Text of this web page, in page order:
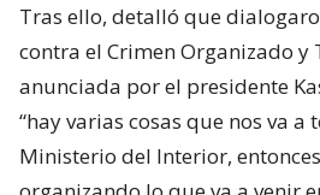
Tras ello, detalló que
contra el Crimen Organizado y
anunciada por el presidente
“hay varias cosas que nos va
Ministerio del Interior,